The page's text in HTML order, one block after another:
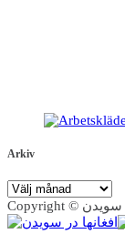
Arkiv
Arkiv